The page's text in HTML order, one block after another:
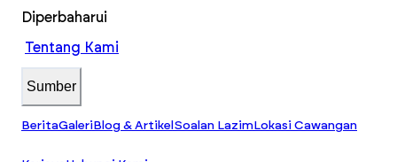
Diperbaharui
Tentang Kami
Sumber
BeritaGaleri Blog & Artikel Soalan Lazim Lokasi Cawangan